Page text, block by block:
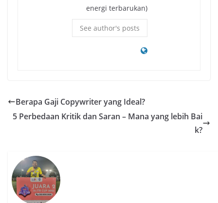
energi terbarukan)
See author's posts
Berapa Gaji Copywriter yang Ideal?
5 Perbedaan Kritik dan Saran – Mana yang lebih Bai
k?